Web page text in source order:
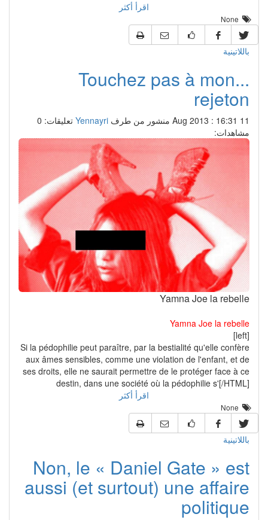
اقرأ أكثر
None
باللاتينية
...Touchez pas à mon
rejeton
منشور من طرفYennayri تعليقات: 0
مشاهدات:
Yamna Joe la rebelle
Yamna Joe la rebelle
Si la pédophilie peut paraître, par la bestialité qu'elle confère
aux âmes sensibles, comme une violation de l'enfant, et de
ses droits, elle ne saurait permettre de le protéger face à ce
destin, dans une société où la pédophilie s'[/HTML]
اقرأ أكثر
None
باللاتينية
Non, le « Daniel Gate » est
aussi (et surtout) une affaire
politique